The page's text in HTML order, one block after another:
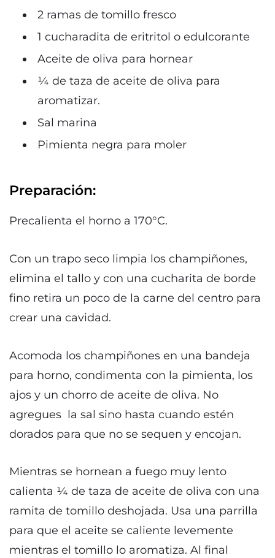
2 ramas de tomillo fresco
1 cucharadita de eritritol o edulcorante
Aceite de oliva para hornear
¼ de taza de aceite de oliva para
aromatizar.
Sal marina
Pimienta negra para moler
Preparación:
Precalienta el horno a 170°C.
Con un trapo seco limpia los champiñones,
elimina el tallo y con una cucharita de borde
fino retira un poco de la carne del centro para
crear una cavidad.
Acomoda los champiñones en una bandeja
para horno, condimenta con la pimienta, los
ajos y un chorro de aceite de oliva. No
agregues la sal sino hasta cuando estén
dorados para que no se sequen y encojan.
Mientras se hornean a fuego muy lento
calienta ¼ de taza de aceite de oliva con una
ramita de tomillo deshojada. Usa una parrilla
para que el aceite se caliente levemente
mientras el tomillo lo aromatiza. Al final